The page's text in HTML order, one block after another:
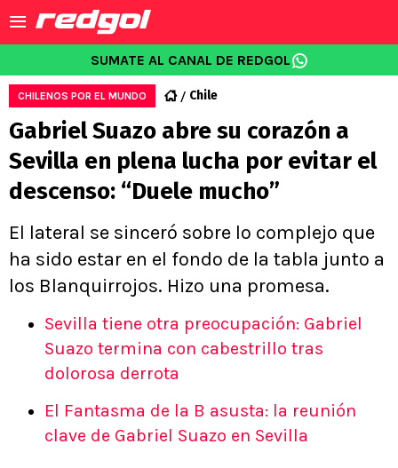
SUMATE AL CANAL DE REDGOL
CHILENOS POR EL MUNDO Chile
Gabriel Suazo abre su corazón a
Sevilla en plena lucha por evitar el
descenso: “Duele mucho”
El lateral se sinceró sobre lo complejo que
ha sido estar en el fondo de la tabla junto a
los Blanquirrojos. Hizo una promesa.
Sevilla tiene otra preocupación: Gabriel
Suazo termina con cabestrillo tras
dolorosa derrota
El Fantasma de la B asusta: la reunión
clave de Gabriel Suazo en Sevilla